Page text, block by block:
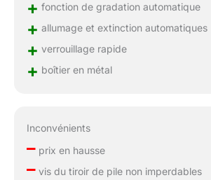
+ fonction de gradation automatique
+ allumage et extinction automatiques
+ verrouillage rapide
+ boîtier en métal
Inconvénients
–prix en hausse
–vis du tiroir de pile non imperdables